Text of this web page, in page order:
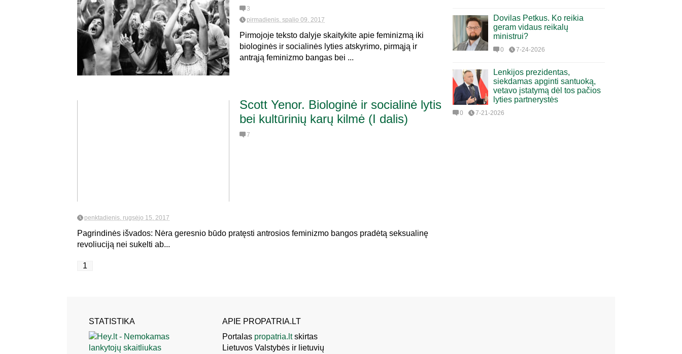
3
pirmadienis, spalio 09, 2017
Pirmojoje teksto dalyje skaitykite apie feminizmą iki
biologinės ir socialinės lyties atskyrimo, pirmąją ir
antrąją feminizmo bangas bei ...
Scott Yenor. Biologinė ir socialinė lytis
bei kultūrinių karų kilmė (I dalis)
7
penktadienis, rugsėjo 15, 2017
Pagrindinės išvados: Nėra geresnio būdo pratęsti antrosios feminizmo bangos pradėtą seksualinę
revoliuciją nei sukelti ab...
1
Dovilas Petkus. Ko reikia
geram vidaus reikalų
ministrui?
0 7-24-2026
Lenkijos prezidentas,
siekdamas apginti santuoką,
vetavo įstatymą dėl tos pačios
lyties partnerystės
0 7-21-2026
STATISTIKA
APIE PROPATRIA.LT
Portalas propatria.ltskirtas
Lietuvos Valstybės ir lietuvių